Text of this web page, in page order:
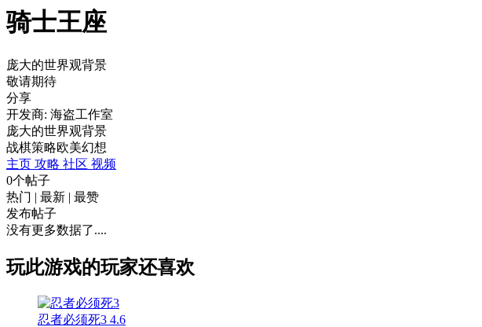
骑士王座
庞大的世界观背景
敬请期待
分享
开发商: 海盗工作室
庞大的世界观背景
战棋策略欧美幻想
主页 攻略 社区 视频
0个帖子
热门 | 最新 | 最赞
发布帖子
没有更多数据了....
玩此游戏的玩家还喜欢
忍者必须死3 4.6